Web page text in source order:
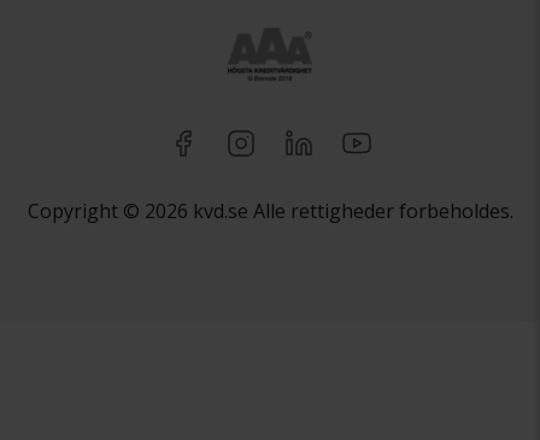
Copyright © 2026 kvd.se Alle rettigheder forbeholdes.